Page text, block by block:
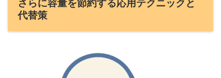
さらに容量を節約する応用テクニックと
代替策